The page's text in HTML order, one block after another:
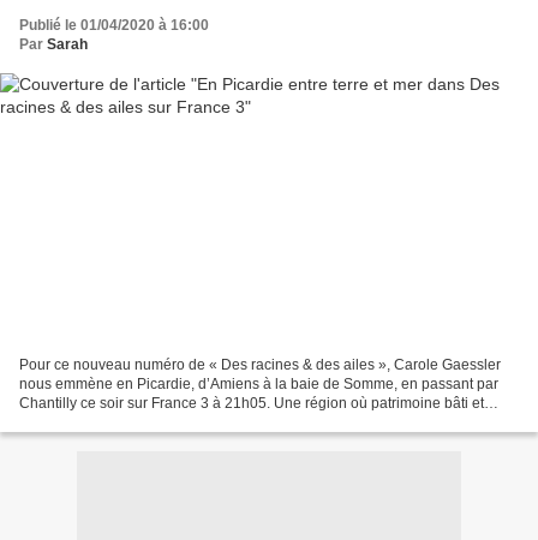
Publié le 01/04/2020 à 16:00
Par Sarah
Pour ce nouveau numéro de « Des racines & des ailes », Carole Gaessler
nous emmène en Picardie, d’Amiens à la baie de Somme, en passant par
Chantilly ce soir sur France 3 à 21h05. Une région où patrimoine bâti et